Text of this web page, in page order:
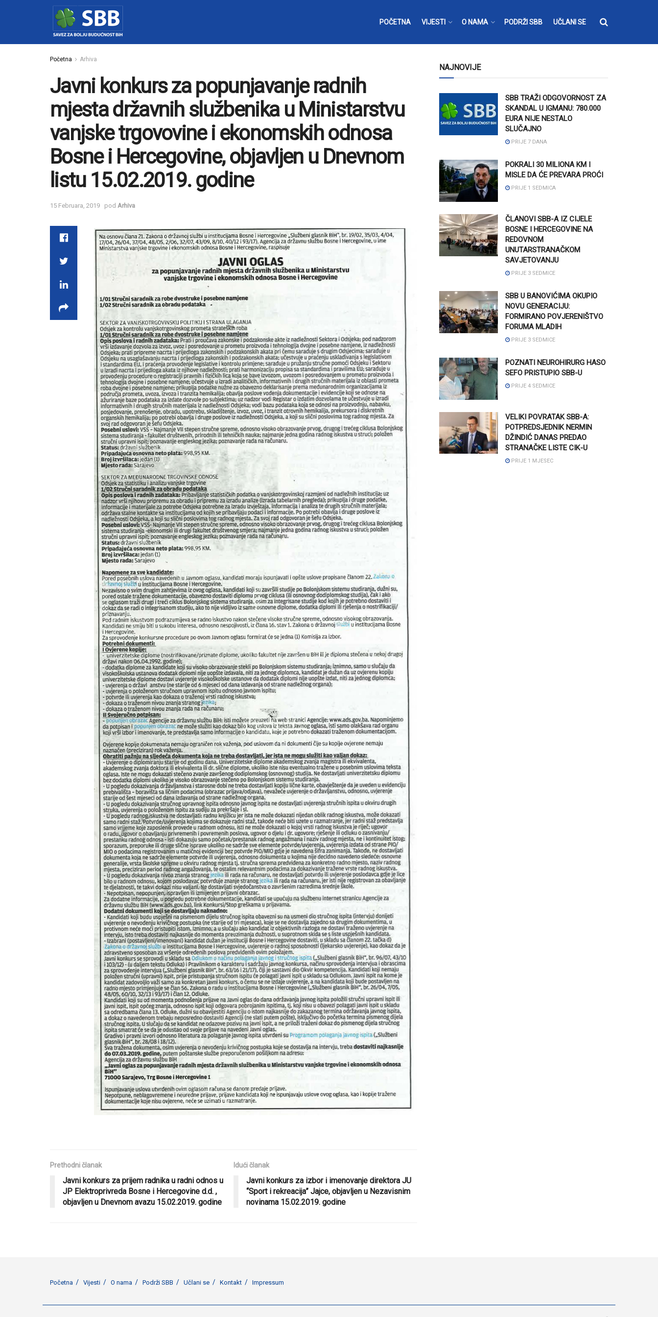
POČETNA VIJESTI O NAMA PODRŽI SBB UČLANI SE
Početna Arhiva
Javni konkurs za popunjavanje radnih
mjesta državnih službenika u Ministarstvu
vanjske trgovovine i ekonomskih odnosa
Bosne i Hercegovine, objavljen u Dnevnom
listu 15.02.2019. godine
15 Februara, 2019 pod Arhiva
Prethodni članak
Javni konkurs za prijem radnika u radni odnos u
JP Elektroprivreda Bosne i Hercegovine d.d. ,
objavljen u Dnevnom avazu 15.02.2019. godine
Idući članak
Javni konkurs za izbor i imenovanje direktora JU
“Sport i rekreacija” Jajce, objavljen u Nezavisnim
novinama 15.02.2019. godine
NAJNOVIJE
SBB TRAŽI ODGOVORNOST ZA
SKANDAL U IGMANU: 780.000
EURA NIJE NESTALO
SLUČAJNO
PRIJE 7 DANA
POKRALI 30 MILIONA KM I
MISLE DA ĆE PREVARA PROĆI
PRIJE 1 SEDMICA
ČLANOVI SBB-A IZ CIJELE
BOSNE I HERCEGOVINE NA
REDOVNOM
UNUTARSTRANAČKOM
SAVJETOVANJU
PRIJE 3 SEDMICE
SBB U BANOVIĆIMA OKUPIO
NOVU GENERACIJU:
FORMIRANO POVJERENIŠTVO
FORUMA MLADIH
PRIJE 3 SEDMICE
POZNATI NEUROHIRURG HASO
SEFO PRISTUPIO SBB-U
PRIJE 4 SEDMICE
VELIKI POVRATAK SBB-A:
POTPREDSJEDNIK NERMIN
DŽINDIĆ DANAS PREDAO
STRANAČKE LISTE CIK-U
PRIJE 1 MJESEC
Početna Vijesti O nama Podrži SBB Učlani se Kontakt Impressum